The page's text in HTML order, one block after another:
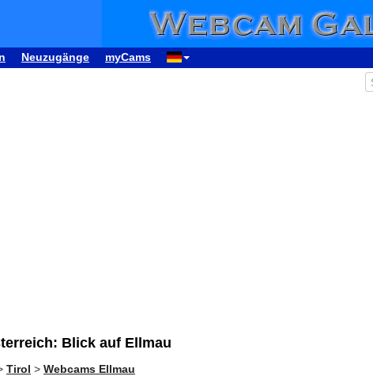
Neuzugänge myCams
Blick auf Ellmau
Tirol > Webcams Ellmau